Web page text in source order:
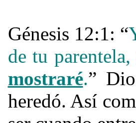
Génesis 12:1: “
de tu
mostraré.”
heredó. Así